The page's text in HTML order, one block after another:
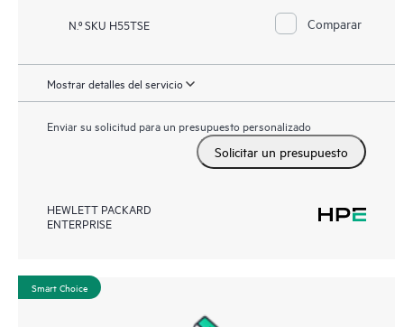
N.º SKU H55TSE Comparar
Mostrar detalles del servicio
Enviar su solicitud para un presupuesto personalizado
Solicitar un presupuesto
HEWLETT PACKARD
ENTERPRISE
Smart Choice